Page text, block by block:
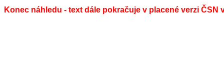
Konec náhledu - text dále pokračuje v placené verzi ČSN